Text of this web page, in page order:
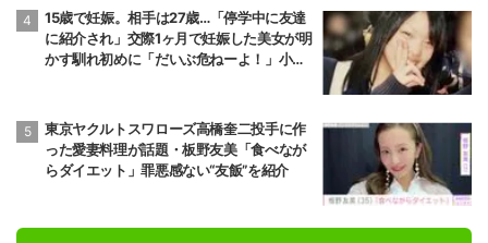
15歳で妊娠。相手は27歳…「停学中に友達
に紹介され」交際1ヶ月で妊娠した美女が明
かす馴れ初めに「だいぶ危ねーよ！」小森
東京ヤクルトスワローズ高橋奎二投手に作
った愛妻料理が話題・板野友美「食べなが
らダイエット」罪悪感ない“友飯”を紹介